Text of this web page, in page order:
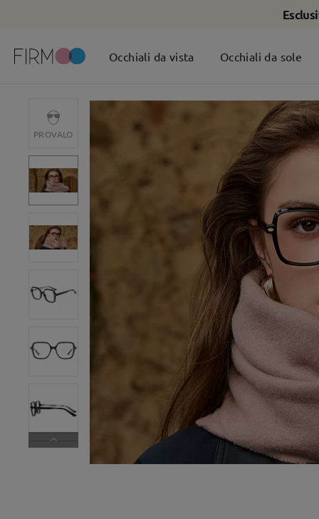
Occhiali da vista Occhiali da sole
PROVALO